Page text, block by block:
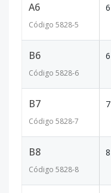
A6
Código 5828-5
6
B6
Código 5828-6
6
B7
Código 5828-7
7
B8
Código 5828-8
8